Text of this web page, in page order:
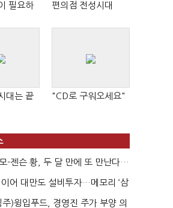
필요하
편의점 전성시대
대는 끝
"CD로 구워오세요"
-젠슨 황, 두 달 만에 또 만난다…
등 논...
어 대만도 설비투자…메모리 ‘삼
’
주)윙입푸드, 경영진 주가 부양 의